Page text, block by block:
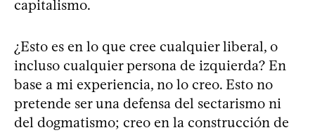
capitalismo.
¿Esto es en lo que cree cualquier liberal, o
incluso cualquier persona de izquierda? En
base a mi experiencia, no lo creo. Esto no
pretende ser una defensa del sectarismo ni
del dogmatismo; creo en la construcción de